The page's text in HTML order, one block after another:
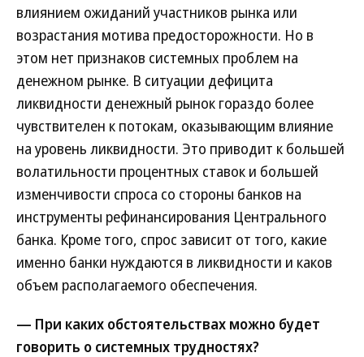
влиянием ожиданий участников рынка или
возрастания мотива предосторожности. Но в
этом нет признаков системных проблем на
денежном рынке. В ситуации дефицита
ликвидности денежный рынок гораздо более
чувствителен к потокам, оказывающим влияние
на уровень ликвидности. Это приводит к большей
волатильности процентных ставок и большей
изменчивости спроса со стороны банков на
инструменты рефинансирования Центрального
банка. Кроме того, спрос зависит от того, какие
именно банки нуждаются в ликвидности и каков
объем располагаемого обеспечения.
— При каких обстоятельствах можно будет
говорить о системных трудностях?